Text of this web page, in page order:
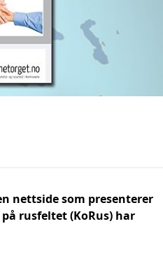
nettside som presenterer
rusfeltet (KoRus) har